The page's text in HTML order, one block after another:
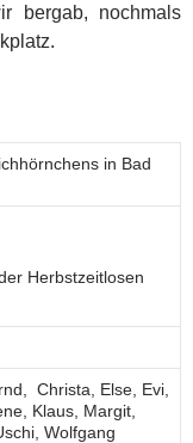
bergab, nochmals
in Bad
Herbstzeitlosen
Christa, Else, Evi,
Klaus, Margit,
Wolfgang